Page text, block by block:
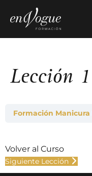
Lección
Formación Manicura
Volver al Curso
Siguiente Lección